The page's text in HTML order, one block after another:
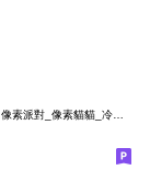
像素派對_像素貓貓_冷涼咖好